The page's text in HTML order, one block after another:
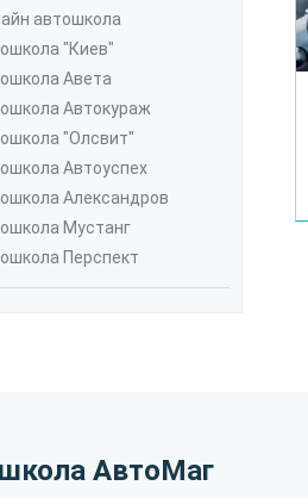
автошкола
"Киев"
Авета
Автокураж
"Олсвит"
Автоуспех
Александров
Мустанг
Перспект
АвтоМаг